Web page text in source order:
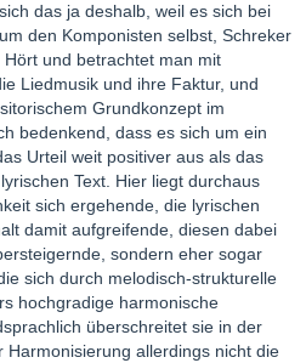
das ja deshalb, weil es sich bei
den Komponisten selbst, Schreker
und betrachtet man mit
Liedmusik und ihre Faktur, und
Grundkonzept im
bedenkend, dass es sich um ein
Urteil weit positiver aus als das
Text. Hier liegt durchaus
sich ergehende, die lyrischen
damit aufgreifende, diesen dabei
sondern eher sogar
sich durch melodisch-strukturelle
hochgradige harmonische
überschreitet sie in der
allerdings nicht die